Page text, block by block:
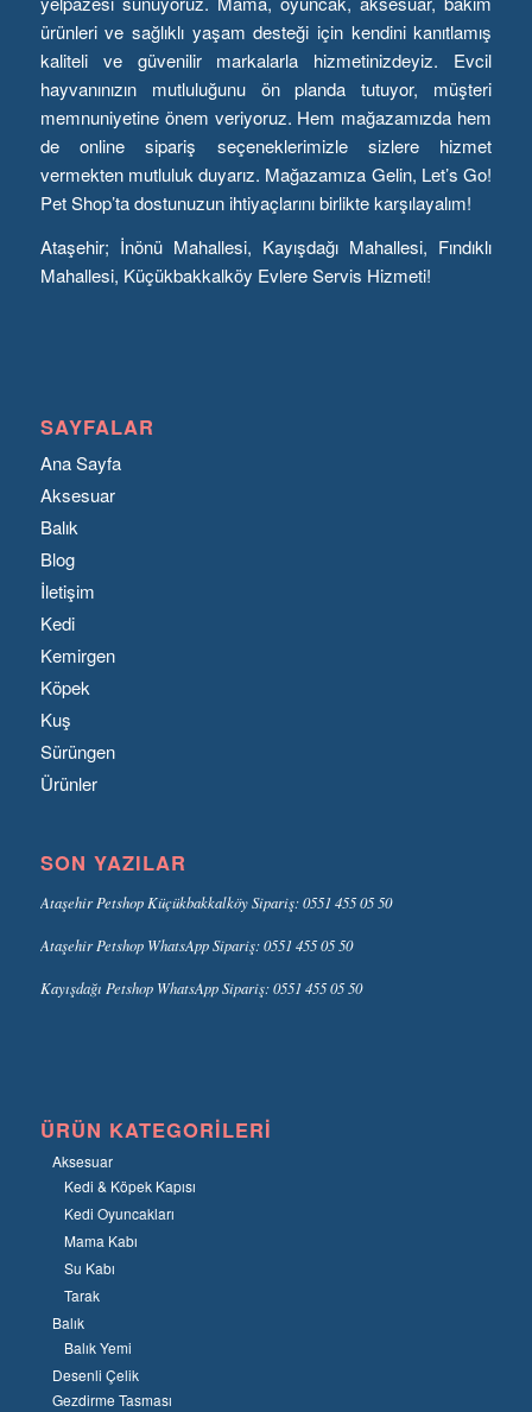
ürünleri ve sağlıklı yaşam desteği için kendini kanıtlamış
kaliteli ve güvenilir markalarla hizmetinizdeyiz. Evcil
hayvanınızın mutluluğunu ön planda tutuyor, müşteri
memnuniyetine önem veriyoruz. Hem mağazamızda hem
de online sipariş seçeneklerimizle sizlere hizmet
vermekten mutluluk duyarız. Mağazamıza Gelin, Let’s Go!
Pet Shop’ta dostunuzun ihtiyaçlarını birlikte karşılayalım!
Ataşehir; İnönü Mahallesi, Kayışdağı Mahallesi, Fındıklı
Mahallesi, Küçükbakkalköy Evlere Servis Hizmeti!
SAYFALAR
Ana Sayfa
Aksesuar
Balık
Blog
İletişim
Kedi
Kemirgen
Köpek
Kuş
Sürüngen
Ürünler
SON YAZILAR
Ataşehir Petshop Küçükbakkalköy Sipariş: 0551 455 05 50
Ataşehir Petshop WhatsApp Sipariş: 0551 455 05 50
Kayışdağı Petshop WhatsApp Sipariş: 0551 455 05 50
ÜRÜN KATEGORILERI
Aksesuar
Kedi & Köpek Kapısı
Kedi Oyuncakları
Mama Kabı
Su Kabı
Tarak
Balık
Balık Yemi
Desenli Çelik
Gezdirme Tasması